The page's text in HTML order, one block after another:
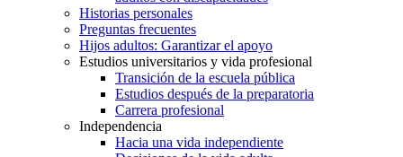
Historias personales
Preguntas frecuentes
Hijos adultos: Garantizar el apoyo
Estudios universitarios y vida profesional
Transición de la escuela pública
Estudios después de la preparatoria
Carrera profesional
Independencia
Hacia una vida independiente